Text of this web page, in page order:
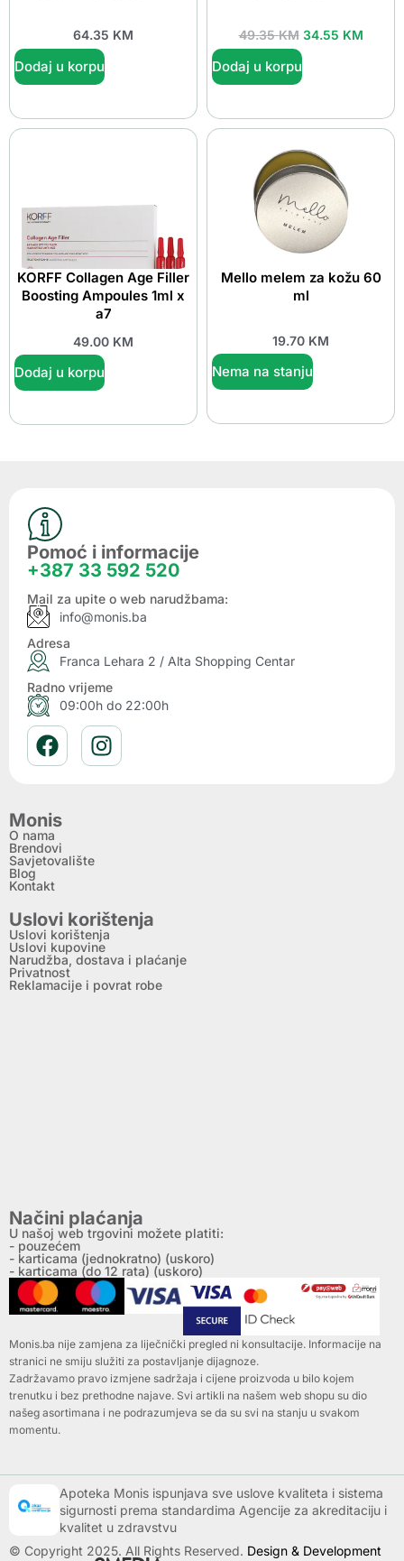
64.35 KM
Dodaj u korpu
49.35KM 34.55 KM
Dodaj u korpu
KORFF Collagen Age Filler
Boosting Ampoules 1ml x
a7
49.00 KM
Dodaj u korpu
Mello melem za kožu 60
ml
19.70 KM
Nema na stanju
Pomoć i informacije
+387 33 592 520
Mail za upite o web narudžbama:
info@monis.ba
Adresa
Franca Lehara 2 / Alta Shopping Centar
Radno vrijeme
09:00h do 22:00h
Monis
O nama
Brendovi
Savjetovalište
Blog
Kontakt
Uslovi korištenja
Uslovi korištenja
Uslovi kupovine
Narudžba, dostava i plaćanje
Privatnost
Reklamacije i povrat robe
Načini plaćanja
U našoj web trgovini možete platiti:
- pouzećem
- karticama (jednokratno) (uskoro)
- karticama (do 12 rata) (uskoro)
Monis.ba nije zamjena za liječnički pregled ni konsultacije. Informacije na
stranici ne smiju služiti za postavljanje dijagnoze.
Zadržavamo pravo izmjene sadržaja i cijene proizvoda u bilo kojem
trenutku i bez prethodne najave. Svi artikli na našem web shopu su dio
našeg asortimana i ne podrazumjeva se da su svi na stanju u svakom
momentu.
Apoteka Monis ispunjava sve uslove kvaliteta i sistema
sigurnosti prema standardima Agencije za akreditaciju i
kvalitet u zdravstvu
© Copyright 2025. All Rights Reserved. Design & Development